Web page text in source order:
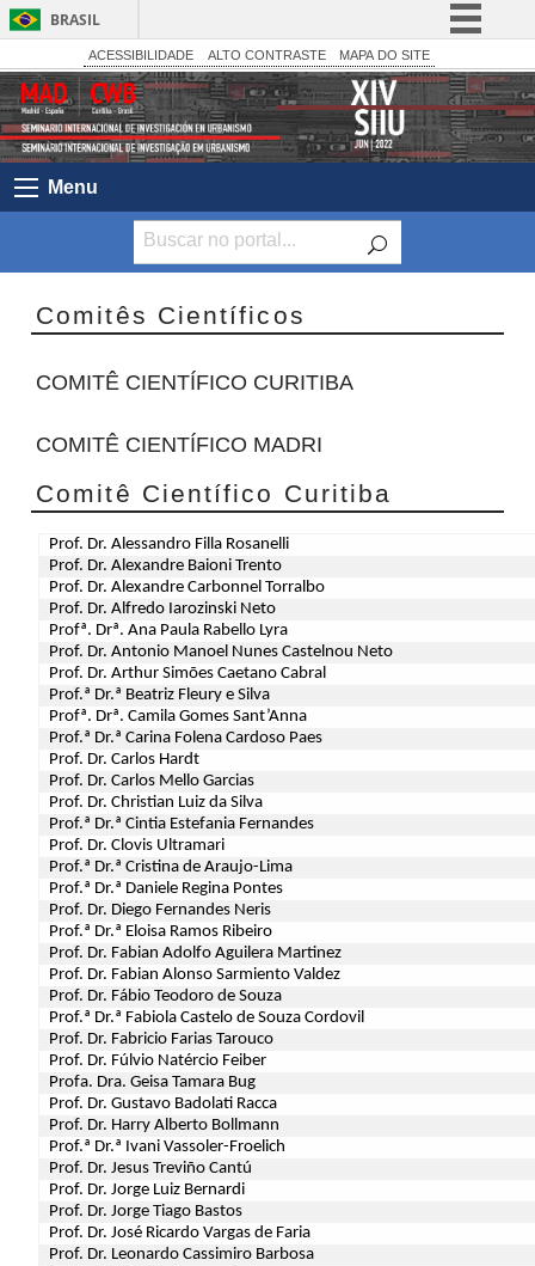
BRASIL
Simplifique!
Comunica BR
Participe
Legislação
Canais
ACESSIBILIDADE ALTO CONTRASTE MAPA DO SITE
Menu
Comitês Científicos
COMITÊ CIENTÍFICO CURITIBA
COMITÊ CIENTÍFICO MADRI
Comitê Científico Curitiba
Prof. Dr. Alessandro Filla Rosanelli
Prof. Dr. Alexandre Baioni Trento
Prof. Dr. Alexandre Carbonnel Torralbo
Prof. Dr. Alfredo Iarozinski Neto
Profª. Drª. Ana Paula Rabello Lyra
Prof. Dr. Antonio Manoel Nunes Castelnou Neto
Prof. Dr. Arthur Simões Caetano Cabral
Prof.ª Dr.ª Beatriz Fleury e Silva
Profª. Drª. Camila Gomes Sant’Anna
Prof.ª Dr.ª Carina Folena Cardoso Paes
Prof. Dr. Carlos Hardt
Prof. Dr. Carlos Mello Garcias
Prof. Dr. Christian Luiz da Silva
Prof.ª Dr.ª Cintia Estefania Fernandes
Prof. Dr. Clovis Ultramari
Prof.ª Dr.ª Cristina de Araujo-Lima
Prof.ª Dr.ª Daniele Regina Pontes
Prof. Dr. Diego Fernandes Neris
Prof.ª Dr.ª Eloisa Ramos Ribeiro
Prof. Dr. Fabian Adolfo Aguilera Martinez
Prof. Dr. Fabian Alonso Sarmiento Valdez
Prof. Dr. Fábio Teodoro de Souza
Prof.ª Dr.ª Fabiola Castelo de Souza Cordovil
Prof. Dr. Fabricio Farias Tarouco
Prof. Dr. Fúlvio Natércio Feiber
Profa. Dra. Geisa Tamara Bug
Prof. Dr. Gustavo Badolati Racca
Prof. Dr. Harry Alberto Bollmann
Prof.ª Dr.ª Ivani Vassoler-Froelich
Prof. Dr. Jesus Treviño Cantú
Prof. Dr. Jorge Luiz Bernardi
Prof. Dr. Jorge Tiago Bastos
Prof. Dr. José Ricardo Vargas de Faria
Prof. Dr. Leonardo Cassimiro Barbosa